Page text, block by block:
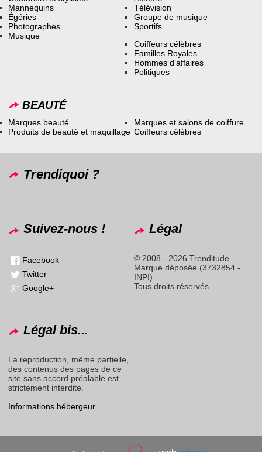
Mannequins
Égéries
Photographes
Musique
Télévision
Groupe de musique
Sportifs
Coiffeurs célèbres
Familles Royales
Hommes d’affaires
Politiques
BEAUTÉ
Marques beauté
Produits de beauté et maquillage
Marques et salons de coiffure
Coiffeurs célèbres
Trendiquoi ?
Suivez-nous !
Facebook
Twitter
Google+
Légal
© 2008 - 2026 Trenditude
Marque déposée (3732854 -
INPI)
Tous droits réservés
Légal bis...
La reproduction, même partielle,
des contenus des pages de ce
site sans accord préalable est
strictement interdite.
Informations hébergeur